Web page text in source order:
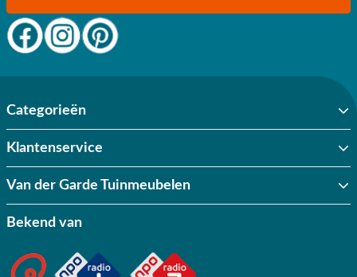
Categorieën
Klantenservice
Van der Garde Tuinmeubelen
Bekend van